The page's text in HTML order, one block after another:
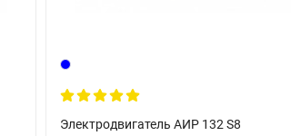
Электродвигатель АИР 132 S8